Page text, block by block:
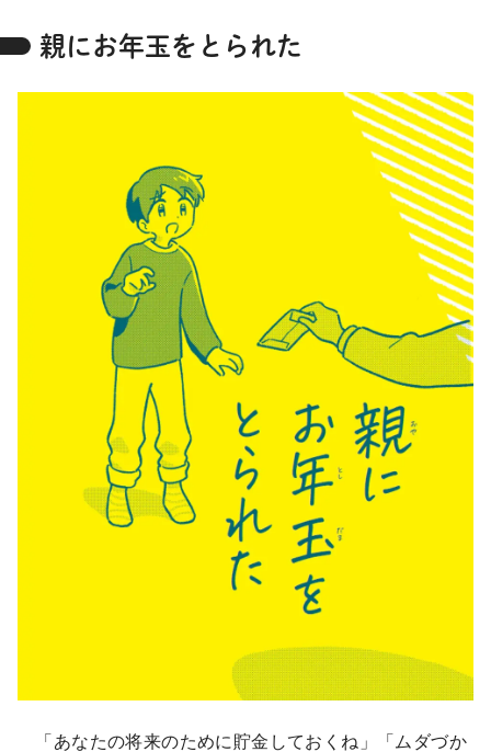
親にお年玉をとられた
「あなたの将来のために貯金しておくね」「ムダづか